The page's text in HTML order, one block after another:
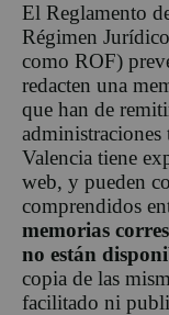
El Reglamento
Régimen
como ROF)
redacten una
que han de
Valencia tiene
web, y pueden
comprendidos
memorias
no están
copia de las
facilitado ni